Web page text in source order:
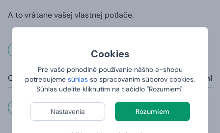
Cookies
Pre vaše pohodlné používanie nášho e-shopu
potrebujeme súhlas so spracovaním súborov cookies.
Súhlas udelíte kliknutím na tlačidlo "Rozumiem".
Nastavenia Rozumiem
A to vrátane vašej vlastnej potlače.
Rozmery a váha
Objem: 325 ml
Dôležité informácie